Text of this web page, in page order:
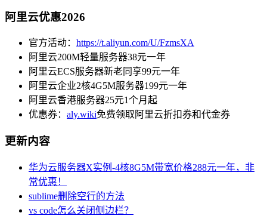
阿里云优惠2026
官方活动： https://t.aliyun.com/U/FzmsXA
阿里云200M轻量服务器38元一年
阿里云ECS服务器新老同享99元一年
阿里云企业2核4G5M服务器199元一年
阿里云香港服务器25元1个月起
优惠券： aly.wiki免费领取阿里云折扣券和代金券
更新内容
华为云服务器X实例-4核8G5M带宽价格288元一年，非
常优惠！
sublime删除空行的方法
vs code怎么关闭侧边栏？